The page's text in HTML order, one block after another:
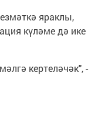
яраклы,
күләме дә ике
кертеләчәк", -